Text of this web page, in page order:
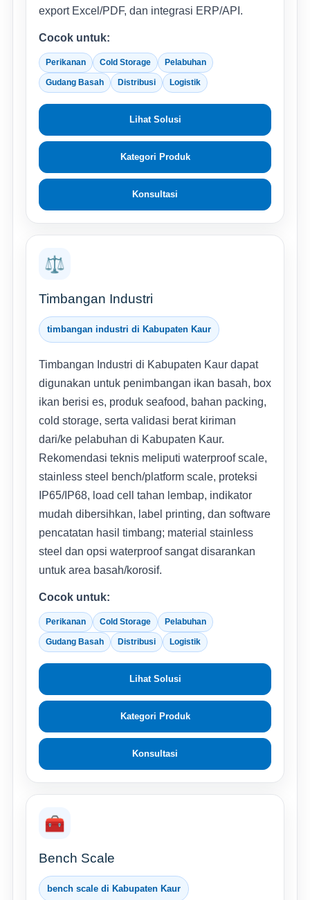
export Excel/PDF, dan integrasi ERP/API.
Cocok untuk:
Perikanan Cold Storage Pelabuhan
Gudang Basah Distribusi Logistik
Lihat Solusi
Kategori Produk
Konsultasi
⚖️
Timbangan Industri
timbangan industri di Kabupaten Kaur
Timbangan Industri di Kabupaten Kaur dapat
digunakan untuk penimbangan ikan basah, box
ikan berisi es, produk seafood, bahan packing,
cold storage, serta validasi berat kiriman
dari/ke pelabuhan di Kabupaten Kaur.
Rekomendasi teknis meliputi waterproof scale,
stainless steel bench/platform scale, proteksi
IP65/IP68, load cell tahan lembap, indikator
mudah dibersihkan, label printing, dan software
pencatatan hasil timbang; material stainless
steel dan opsi waterproof sangat disarankan
untuk area basah/korosif.
Cocok untuk:
Perikanan Cold Storage Pelabuhan
Gudang Basah Distribusi Logistik
Lihat Solusi
Kategori Produk
Konsultasi
🧰
Bench Scale
bench scale di Kabupaten Kaur